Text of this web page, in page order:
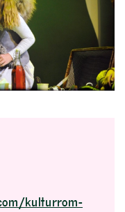
kulturrom-